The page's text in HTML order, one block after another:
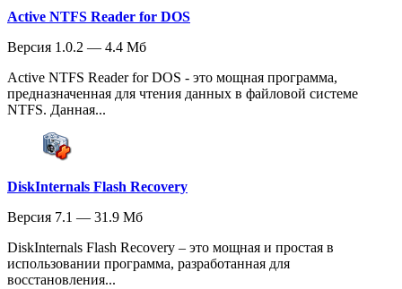
Active NTFS Reader for DOS
Версия 1.0.2 — 4.4 Мб
Active NTFS Reader for DOS - это мощная программа,
предназначенная для чтения данных в файловой системе
NTFS. Данная...
DiskInternals Flash Recovery
Версия 7.1 — 31.9 Мб
DiskInternals Flash Recovery – это мощная и простая в
использовании программа, разработанная для
восстановления...